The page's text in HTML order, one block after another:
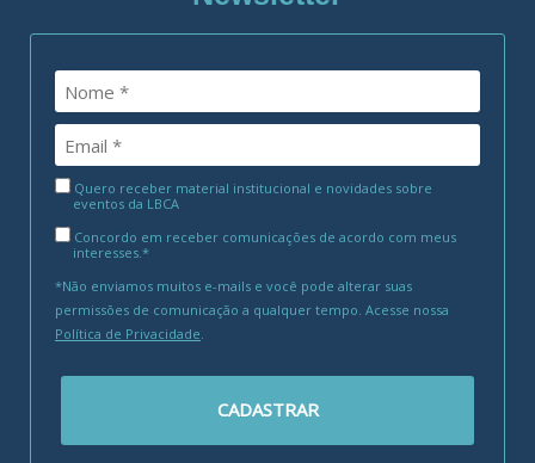
Quero receber material institucional e novidades sobre
eventos da LBCA
Concordo em receber comunicações de acordo com meus
interesses.*
*Não enviamos muitos e-mails e você pode alterar suas
permissões de comunicação a qualquer tempo. Acesse nossa
Política de Privacidade
CADASTRAR